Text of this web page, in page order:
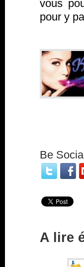
vous
pour y
Be
A lire